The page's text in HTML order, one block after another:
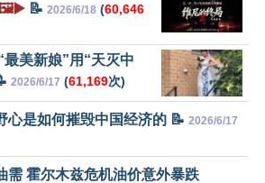
📝 2026/6/18 (60,646
美新娘”用“天灭中
2026/6/17 (61,169次)
心是如何摧毁中国经济的 📝 2026/6/17
需 霍尔木兹危机油价意外暴跌